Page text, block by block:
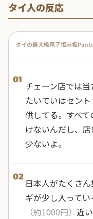
タイ人の反応
タイの最大級電子掲示板
01
チェーン店では当
たいていはセン
供してる。すべ
けないんだし、
少ないよ。
02
日本人がたくさ
ギが少し入って
（約1000円） 近